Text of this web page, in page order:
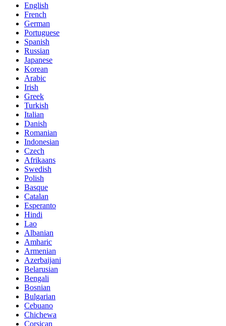
English
French
German
Portuguese
Spanish
Russian
Japanese
Korean
Arabic
Irish
Greek
Turkish
Italian
Danish
Romanian
Indonesian
Czech
Afrikaans
Swedish
Polish
Basque
Catalan
Esperanto
Hindi
Lao
Albanian
Amharic
Armenian
Azerbaijani
Belarusian
Bengali
Bosnian
Bulgarian
Cebuano
Chichewa
Corsican